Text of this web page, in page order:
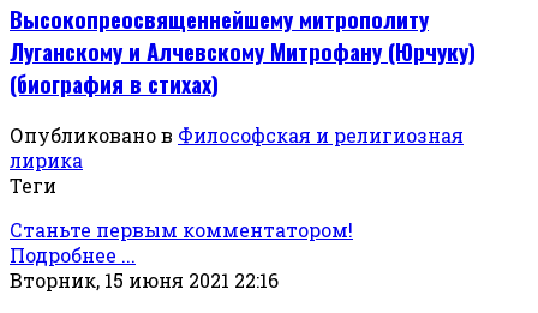
Высокопреосвященнейшему митрополиту
Луганскому и Алчевскому Митрофану (Юрчуку)
(биография в стихах)
Опубликовано в Философская и религиозная
лирика
Теги
Станьте первым комментатором!
Подробнее ...
Вторник, 15 июня 2021 22:16